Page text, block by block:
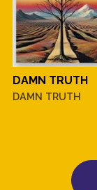
DAMN TRUTH
DAMN TRUTH